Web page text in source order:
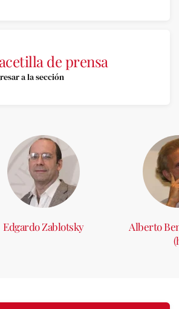
de prensa
a la sección
Edgardo Zablotsky
Alberto